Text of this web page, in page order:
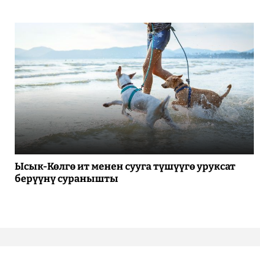
Ысык-Көлгө ит менен сууга түшүүгө уруксат
берүүнү суранышты